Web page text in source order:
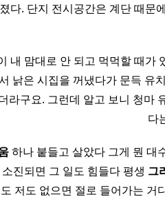
다. 단지 전시공간은 계단 때문
내 맘대로 안 되고 먹먹할 때가
낡은 시집을 꺼냈다가 문득 유
라구요. 그런데 알고 보니 청마
다
하나 붙들고 살았다 그게 뭔 대
진되면 그 일도 힘들다 평생 그
저도 없으면 절로 들어가는 거